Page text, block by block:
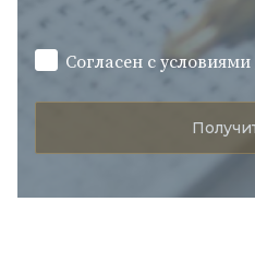
Согласен с условиями